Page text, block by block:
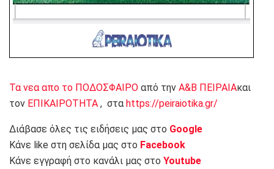
Τα νεα απο το ΠΟΔΟΣΦΑΙΡΟ από την Α&Β ΠΕΙΡΑΙΑκαι
τον ΕΠΙΚΑΙΡΟΤΗΤΑ , στα https://peiraiotika.gr/
Διάβασε όλες τις ειδήσεις μας στο Google
Κάνε like στη σελίδα μας στο Facebook
Κάνε εγγραφή στο κανάλι μας στο Youtube